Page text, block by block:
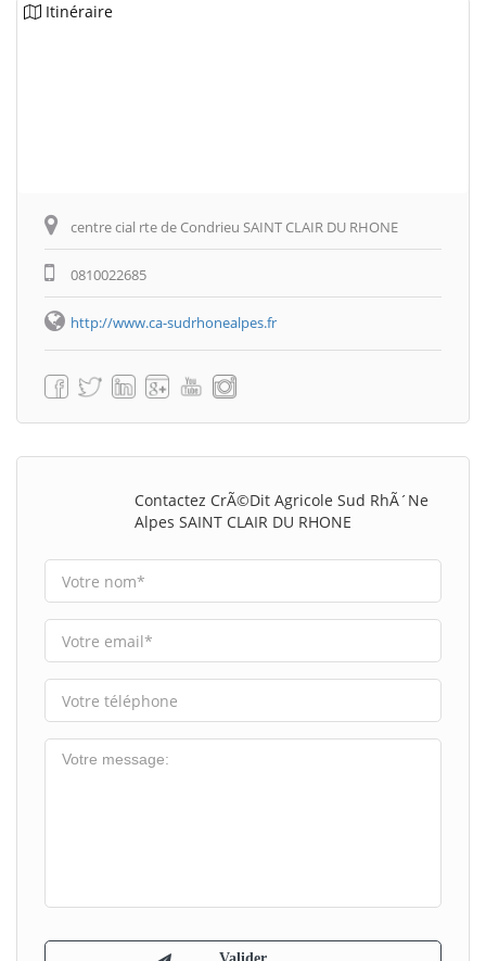
Itinéraire
centre cial rte de Condrieu SAINT CLAIR DU RHONE
0810022685
http://www.ca-sudrhonealpes.fr
Contactez CrÃ©dit Agricole Sud RhÃ´ne
Alpes SAINT CLAIR DU RHONE